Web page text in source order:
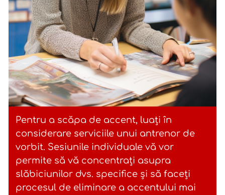
Pentru a scăpa de accent, luați în
considerare serviciile unui antrenor de
vorbit. Sesiunile individuale vă vor
permite să vă concentrați asupra
slăbiciunilor dvs. specifice și să faceți
procesul de eliminare a accentului mai